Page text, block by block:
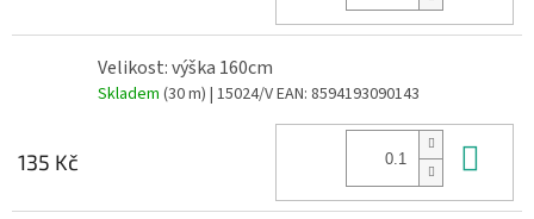
Velikost: výška 160cm
Skladem (30 m) | 15024/VEAN: 8594193090143
135 Kč